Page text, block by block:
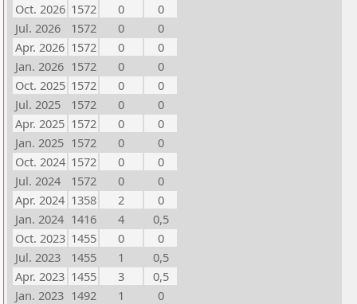
Oct. 2026 1572 0
0
Jul. 2026
1572 0
0
Apr. 2026 1572 0
0
Jan. 2026 1572 0
0
Oct. 2025 1572 0
0
Jul. 2025
1572 0
0
Apr. 2025 1572 0
0
Jan. 2025 1572 0
0
Oct. 2024 1572 0
0
Jul. 2024
1572 0
0
Apr. 2024 1358 2
0
Jan. 2024 1416 4
0,5
Oct. 2023 1455 0
0
Jul. 2023
1455 1
0,5
Apr. 2023 1455 3
0,5
Jan. 2023 1492 1
0